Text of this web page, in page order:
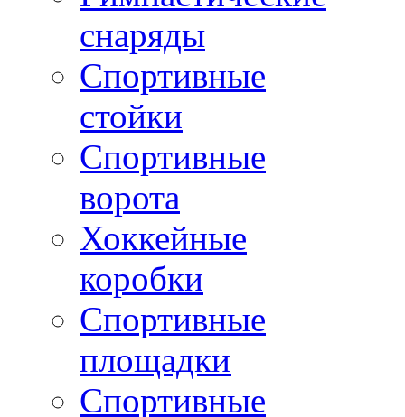
снаряды
Спортивные
стойки
Спортивные
ворота
Хоккейные
коробки
Спортивные
площадки
Спортивные